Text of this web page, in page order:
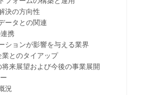
の方向性
タとの関連
携
ョンが影響を与える業界
とのタイアップ
展望および今後の事業展開
況